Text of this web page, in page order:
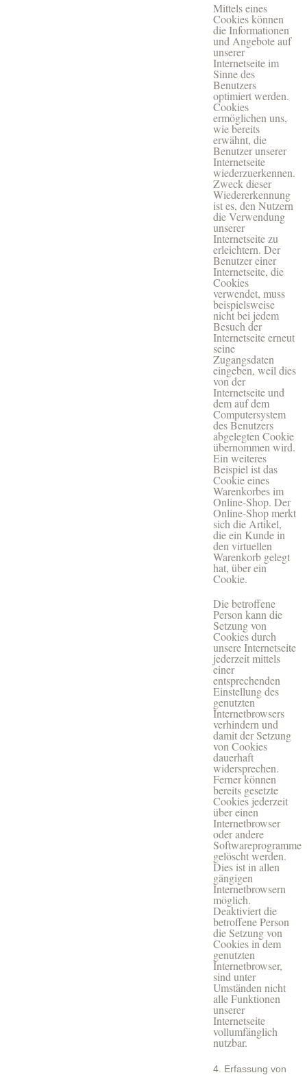
Mittels eines
Cookies können
die Informationen
und Angebote auf
unserer
Internetseite im
Sinne des
Benutzers
optimiert werden.
Cookies
ermöglichen uns,
wie bereits
erwähnt, die
Benutzer unserer
Internetseite
wiederzuerkennen.
Zweck dieser
Wiedererkennung
ist es, den Nutzern
die Verwendung
unserer
Internetseite zu
erleichtern. Der
Benutzer einer
Internetseite, die
Cookies
verwendet, muss
beispielsweise
nicht bei jedem
Besuch der
Internetseite erneut
seine
Zugangsdaten
eingeben, weil dies
von der
Internetseite und
dem auf dem
Computersystem
des Benutzers
abgelegten Cookie
übernommen wird.
Ein weiteres
Beispiel ist das
Cookie eines
Warenkorbes im
Online-Shop. Der
Online-Shop merkt
sich die Artikel,
die ein Kunde in
den virtuellen
Warenkorb gelegt
hat, über ein
Cookie.
Die betroffene
Person kann die
Setzung von
Cookies durch
unsere Internetseite
jederzeit mittels
einer
entsprechenden
Einstellung des
genutzten
Internetbrowsers
verhindern und
damit der Setzung
von Cookies
dauerhaft
widersprechen.
Ferner können
bereits gesetzte
Cookies jederzeit
über einen
Internetbrowser
oder andere
Softwareprogramme
gelöscht werden.
Dies ist in allen
gängigen
Internetbrowsern
möglich.
Deaktiviert die
betroffene Person
die Setzung von
Cookies in dem
genutzten
Internetbrowser,
sind unter
Umständen nicht
alle Funktionen
unserer
Internetseite
vollumfänglich
nutzbar.
4. Erfassung von